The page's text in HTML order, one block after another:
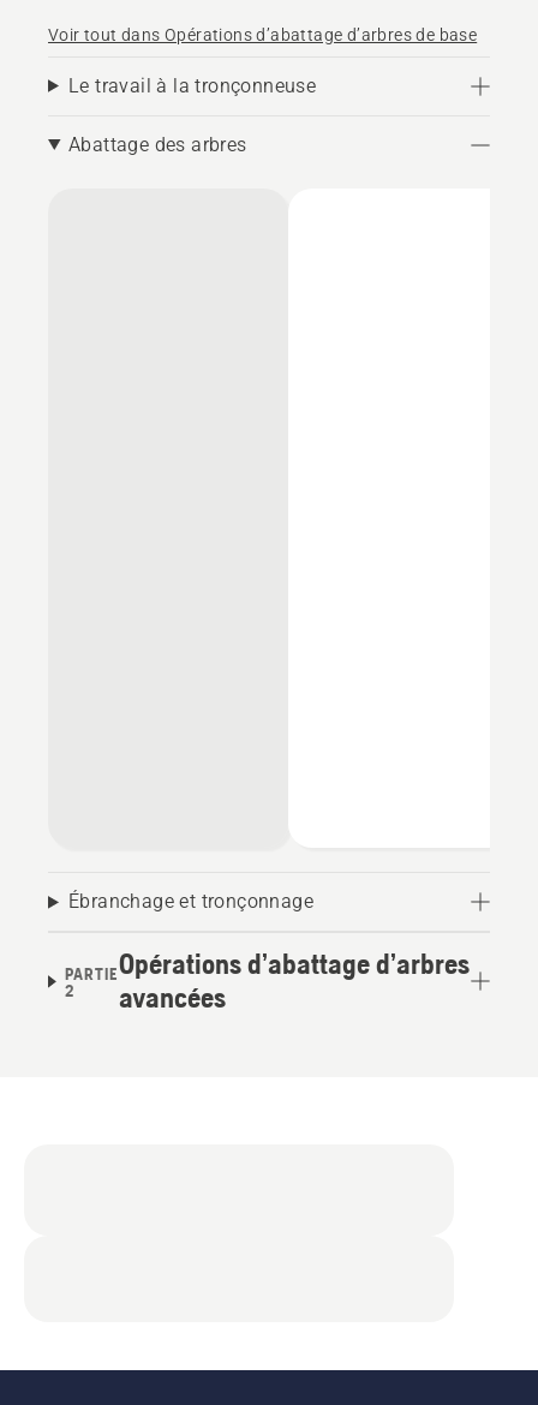
Voir tout dans Opérations d’abattage d’arbres de base
Le travail à la tronçonneuse
Abattage des arbres
Ébranchage et tronçonnage
PARTIE
2
Opérations d’abattage d’arbres
avancées